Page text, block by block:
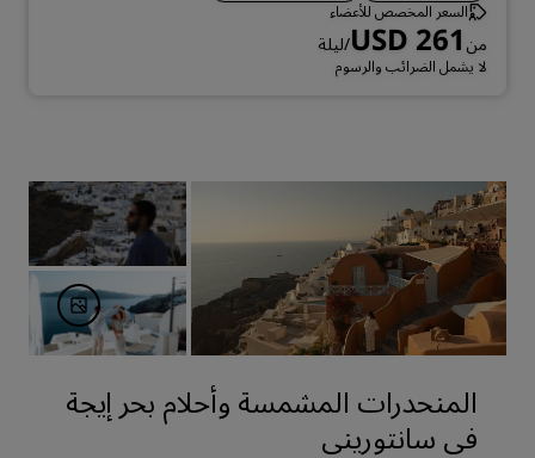
السعر المخصص للأعضاء
من USD 261/ليلة
لا يشمل الضرائب والرسوم
المنحدرات المشمسة وأحلام بحر إيجة
في سانتوريني